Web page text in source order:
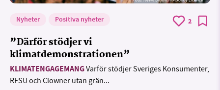
Nyheter Positiva nyheter 2
”Därför stödjer vi
klimatdemonstrationen”
KLIMATENGAGEMANGVarför stödjer Sveriges Konsumenter,
RFSU och Clowner utan grän...